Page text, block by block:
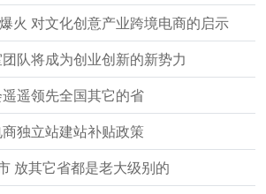
火 对文化创意产业跨境电商的启示
队将成为创业创新的新势力
遥领先全国其它的省
独立站建站补贴政策
放其它省都是老大级别的